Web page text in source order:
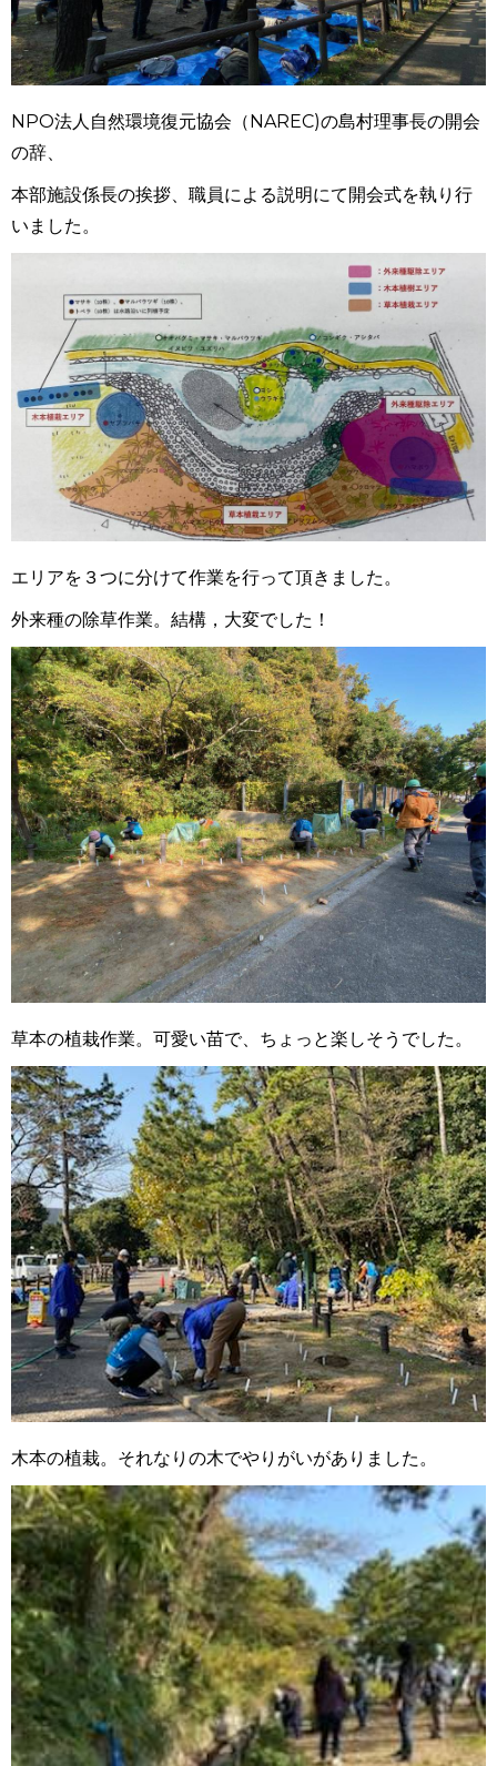
NPO法人自然環境復元協会（NAREC)の島村理事長の開会
の辞、
本部施設係長の挨拶、職員による説明にて開会式を執り行
いました。
エリアを３つに分けて作業を行って頂きました。
外来種の除草作業。結構，大変でした！
草本の植栽作業。可愛い苗で、ちょっと楽しそうでした。
木本の植栽。それなりの木でやりがいがありました。